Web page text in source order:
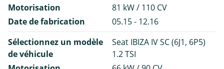
Motorisation
81 kW / 110 CV
Date de fabrication
05.15 - 12.16
Sélectionnez un modèle
de véhicule
Seat IBIZA IV SC (6J1, 6P5)
1.2 TSI